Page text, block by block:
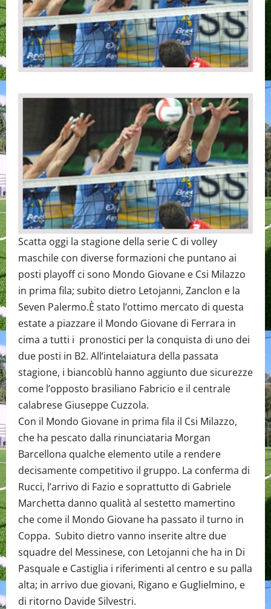
Scatta oggi la stagione della serie C di volley
maschile con diverse formazioni che puntano ai
posti playoff ci sono Mondo Giovane e Csi Milazzo
in prima fila; subito dietro Letojanni, Zanclon e la
Seven Palermo.È stato l’ottimo mercato di questa
estate a piazzare il Mondo Giovane di Ferrara in
cima a tutti i pronostici per la conquista di uno dei
due posti in B2. All’intelaiatura della passata
stagione, i biancoblù hanno aggiunto due sicurezze
come l’opposto brasiliano Fabricio e il centrale
calabrese Giuseppe Cuzzola.
Con il Mondo Giovane in prima fila il Csi Milazzo,
che ha pescato dalla rinunciataria Morgan
Barcellona qualche elemento utile a rendere
decisamente competitivo il gruppo. La conferma di
Rucci, l’arrivo di Fazio e soprattutto di Gabriele
Marchetta danno qualità al sestetto mamertino
che come il Mondo Giovane ha passato il turno in
Coppa. Subito dietro vanno inserite altre due
squadre del Messinese, con Letojanni che ha in Di
Pasquale e Castiglia i riferimenti al centro e su palla
alta; in arrivo due giovani, Rigano e Guglielmino, e
di ritorno Davide Silvestri.